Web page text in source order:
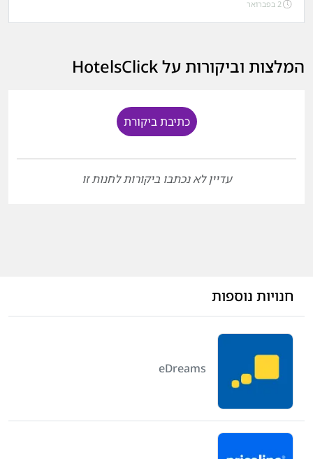
2 בפברואר
המלצות וביקורות על HotelsClick
כתיבת ביקורת
עדיין לא נכתבו ביקורות לחנות זו
חנויות נוספות
eDreams